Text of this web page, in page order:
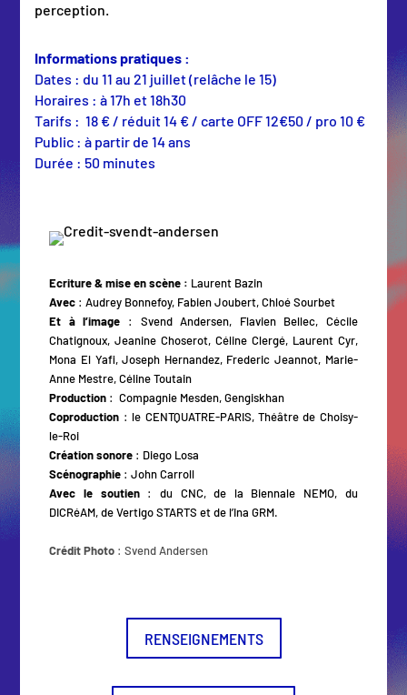
perception.
Informations pratiques :
Dates : du 11 au 21 juillet (relâche le 15)
Horaires : à 17h et 18h30
Tarifs : 18 € / réduit 14 € / carte OFF 12€50 / pro 10 €
Public : à partir de 14 ans
Durée : 50 minutes
Ecriture & mise en scène : Laurent Bazin
Avec : Audrey Bonnefoy, Fabien Joubert, Chloé Sourbet
Et à l’image : Svend Andersen, Flavien Bellec, Cécile
Chatignoux, Jeanine Choserot, Céline Clergé, Laurent Cyr,
Mona El Yafi, Joseph Hernandez, Frederic Jeannot, Marie-
Anne Mestre, Céline Toutain
Production : Compagnie Mesden, Gengiskhan
Coproduction : le CENTQUATRE-PARIS, Théâtre de Choisy-
le-Roi
Création sonore : Diego Losa
Scénographie : John Carroll
Avec le soutien: du CNC, de la Biennale NEMO, du
DICRéAM, de Vertigo STARTS et de l’Ina GRM.
Crédit Photo : Svend Andersen
RENSEIGNEMENTS